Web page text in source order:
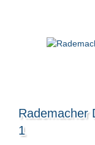
Rademacher
1